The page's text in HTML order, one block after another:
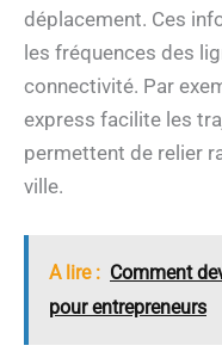
déplacement. Ces
les fréquences des
connectivité. Par
express facilite les
permettent de relier
ville.
A lire : Comment
pour entrepreneurs